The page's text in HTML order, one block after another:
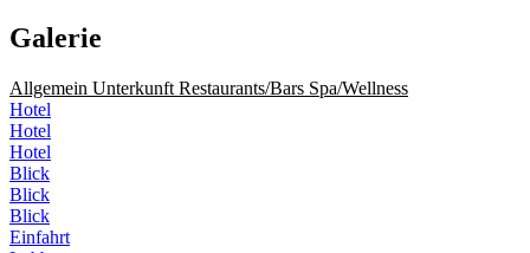
Galerie
Allgemein Unterkunft Restaurants/Bars Spa/Wellness
Hotel
Hotel
Hotel
Blick
Blick
Blick
Einfahrt